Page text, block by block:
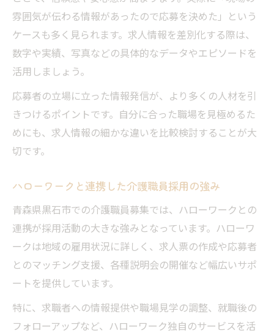
雰囲気が伝わる情報があったので応募を決めた」という
ケースも多く見られます。求人情報を差別化する際は、
数字や実績、写真などの具体的なデータやエピソードを
活用しましょう。
応募者の立場に立った情報発信が、より多くの人材を引
きつけるポイントです。自分に合った職場を見極めるた
めにも、求人情報の細かな違いを比較検討することが大
切です。
ハローワークと連携した介護職員採用の強み
青森県黒石市での介護職員募集では、ハローワークとの
連携が採用活動の大きな強みとなっています。ハローワ
ークは地域の雇用状況に詳しく、求人票の作成や応募者
とのマッチング支援、各種説明会の開催など幅広いサポ
ートを提供しています。
特に、求職者への情報提供や職場見学の調整、就職後の
フォローアップなど、ハローワーク独自のサービスを活